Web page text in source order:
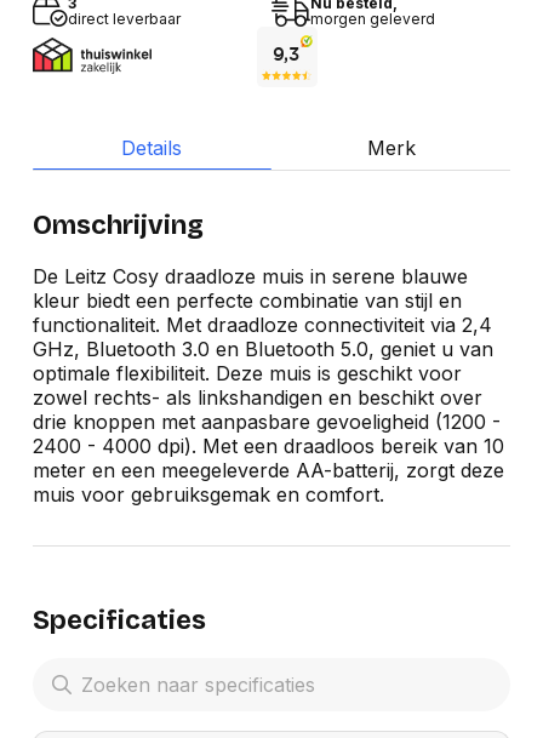
direct leverbaar
morgen geleverd
Details Merk
Omschrijving
De Leitz Cosy draadloze muis in serene blauwe
kleur biedt een perfecte combinatie van stijl en
functionaliteit. Met draadloze connectiviteit via 2,4
GHz, Bluetooth 3.0 en Bluetooth 5.0, geniet u van
optimale flexibiliteit. Deze muis is geschikt voor
zowel rechts- als linkshandigen en beschikt over
drie knoppen met aanpasbare gevoeligheid (1200 -
2400 - 4000 dpi). Met een draadloos bereik van 10
meter en een meegeleverde AA-batterij, zorgt deze
muis voor gebruiksgemak en comfort.
Specificaties